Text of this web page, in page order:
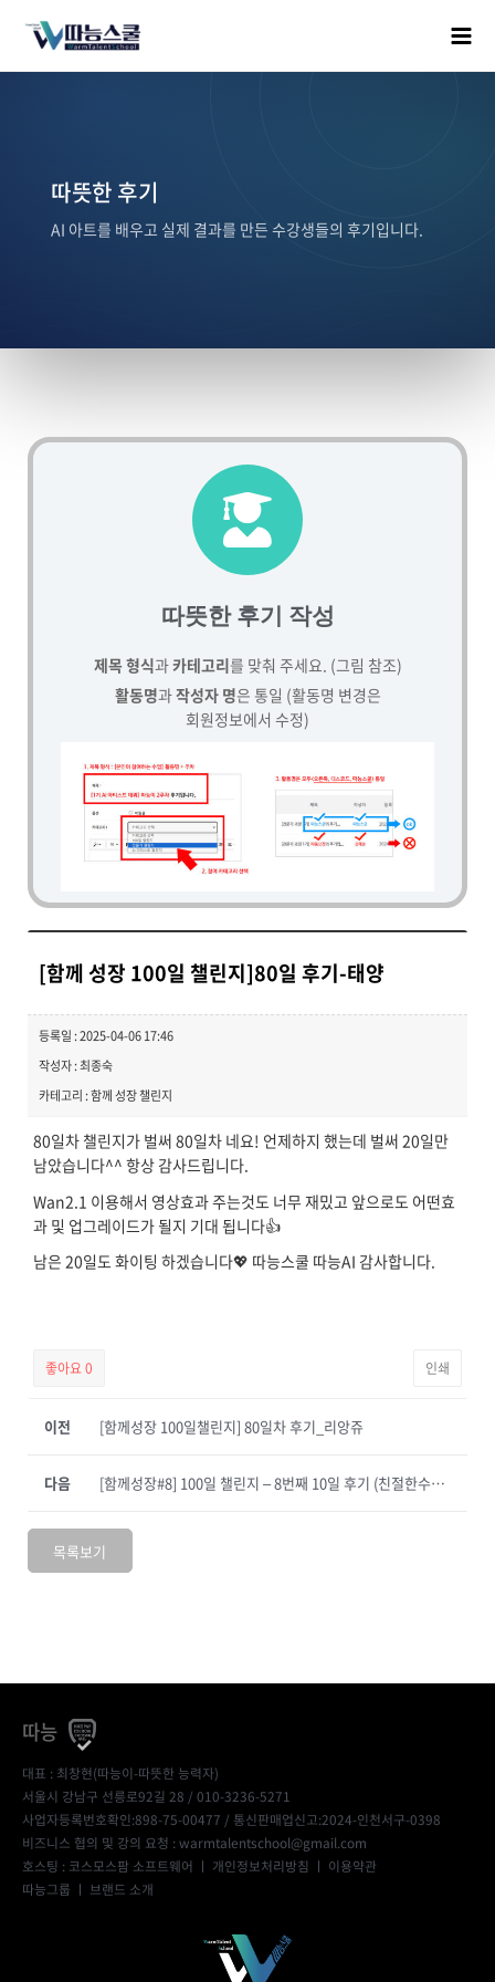
따뜻한 후기
AI 아트를 배우고 실제 결과를 만든 수강생들의 후기입니다.
따뜻한 후기 작성
제목 형식과카테고리를 맞춰 주세요. (그림 참조)
활동명과작성자 명은 통일 (활동명 변경은
회원정보에서 수정)
[함께 성장 100일 챌린지]80일 후기-태양
등록일 : 2025-04-06 17:46
작성자 : 최종숙
카테고리 : 함께 성장 챌린지
80일차 챌린지가 벌써 80일차 네요! 언제하지 했는데 벌써 20일만
남았습니다^^ 항상 감사드립니다.
Wan2.1 이용해서 영상효과 주는것도 너무 재밌고 앞으로도 어떤효
과 및 업그레이드가 될지 기대 됩니다👍
남은 20일도 화이팅 하겠습니다💖 따능스쿨 따능AI 감사합니다.
좋아요0 인쇄
이전 [함께성장 100일챌린지] 80일차 후기_리앙쥬
[함께성장#8] 100일 챌린지 – 8번째 10일 후기 (친절한수진쌤)
다음
목록보기
따능
대표 : 최창현(따능이-따뜻한 능력자)
서울시 강남구 선릉로92길 28 / 010-3236-5271
사업자등록번호확인:898-75-00477 / 통신판매업신고:2024-인천서구-0398
비즈니스 협의 및 강의 요청 : warmtalentschool@gmail.com
호스팅 : 코스모스팜 소프트웨어 ㅣ 개인정보처리방침 ㅣ 이용약관
따능그룹 ㅣ 브랜드 소개